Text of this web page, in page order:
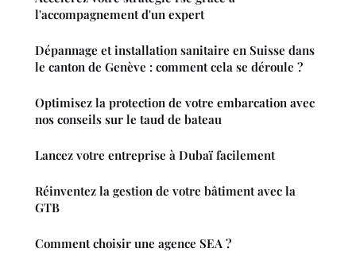
l'accompagnement d'un expert
Dépannage et installation sanitaire en Suisse dans
le canton de Genève : comment cela se déroule ?
Optimisez la protection de votre embarcation avec
nos conseils sur le taud de bateau
Lancez votre entreprise à Dubaï facilement
Réinventez la gestion de votre bâtiment avec la
GTB
Comment choisir une agence SEA ?